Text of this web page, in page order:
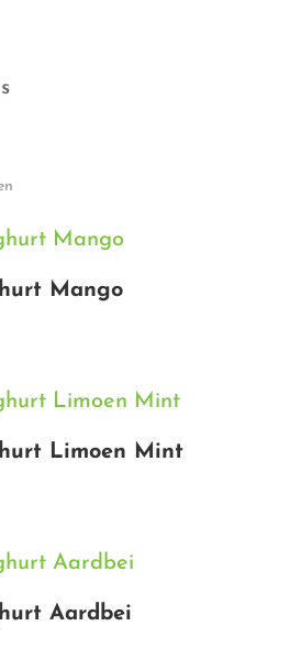
Gesorteerd
Mango
Limoen Mint
Aardbei